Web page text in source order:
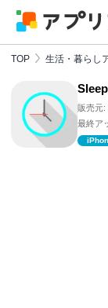
TOP 生活・暮らし
販売元:
最終ア